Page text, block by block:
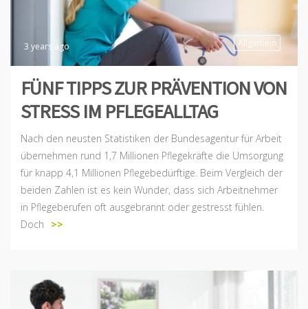
Allgemein
3 years ago
FÜNF TIPPS ZUR PRÄVENTION VON
STRESS IM PFLEGEALLTAG
Nach den neusten Statistiken der Bundesagentur für Arbeit
übernehmen rund 1,7 Millionen Pflegekräfte die Umsorgung
für knapp 4,1 Millionen Pflegebedürftige. Beim Vergleich der
beiden Zahlen ist es kein Wunder, dass sich Arbeitnehmer
in Pflegeberufen oft ausgebrannt oder gestresst fühlen.
Doch
>>